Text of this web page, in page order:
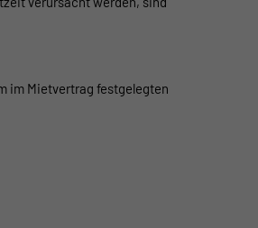
im Mietvertrag festgelegten